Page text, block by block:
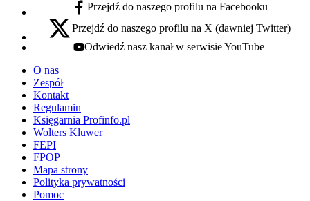
facebook - otwiera się w nowej karcie
Przejdź do naszego profilu na Facebooku
x - otwiera się w nowej karcie
Przejdź do naszego profilu na X (dawniej Twitter)
youtube - otwiera się w nowej karcie
Odwiedź nasz kanał w serwisie YouTube
O nas
Zespół
Kontakt
Regulamin
Księgarnia Profinfo.pl
Wolters Kluwer
FEPI
FPOP
Mapa strony
Polityka prywatności
Pomoc